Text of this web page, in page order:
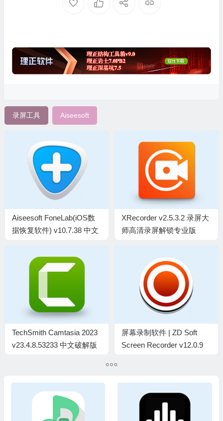
录屏工具 Aiseesoft
Aiseesoft FoneLab(iOS数
据恢复软件) v10.7.38 中文
XRecorder v2.5.3.2 录屏大
师高清录屏解锁专业版
TechSmith Camtasia 2023
v23.4.8.53233 中文破解版
屏幕录制软件 | ZD Soft
Screen Recorder v12.0.9